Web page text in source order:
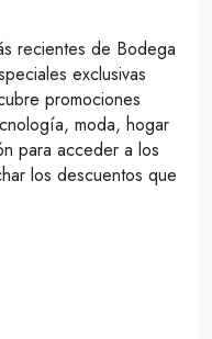
recientes de Bodega
exclusivas
promociones
moda, hogar
para acceder a los
los descuentos que